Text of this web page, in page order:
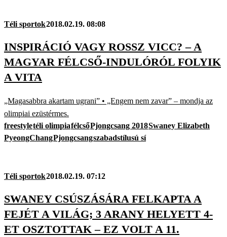
Téli sportok2018.02.19. 08:08
INSPIRÁCIÓ VAGY ROSSZ VICC? – A
MAGYAR FÉLCSŐ-INDULÓRÓL FOLYIK
A VITA
„Magasabbra akartam ugrani” • „Engem nem zavar” – mondja az
olimpiai ezüstérmes.
freestyletéli olimpiafélcsőPjongcsang 2018Swaney Elizabeth
PyeongChangPjongcsangszabadstílusú sí
Téli sportok2018.02.19. 07:12
SWANEY CSÚSZÁSÁRA FELKAPTA A
FEJÉT A VILÁG; 3 ARANY HELYETT 4-
ET OSZTOTTAK – EZ VOLT A 11.